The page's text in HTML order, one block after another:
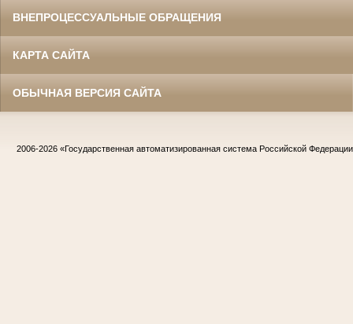
ВНЕПРОЦЕССУАЛЬНЫЕ ОБРАЩЕНИЯ
КАРТА САЙТА
ОБЫЧНАЯ ВЕРСИЯ САЙТА
2006-2026 «Государственная автоматизированная система Российской